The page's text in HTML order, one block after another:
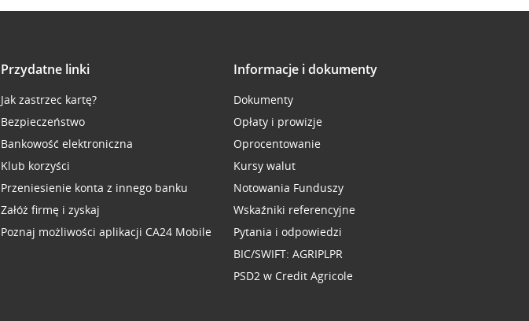
Przydatne linki
Jak zastrzec kartę?
Bezpieczeństwo
Bankowość elektroniczna
Klub korzyści
Przeniesienie konta z innego banku
Załóż firmę i zyskaj
Poznaj możliwości aplikacji CA24 Mobile
Informacje i dokumenty
Dokumenty
Opłaty i prowizje
Oprocentowanie
Kursy walut
Notowania Funduszy
Wskaźniki referencyjne
Pytania i odpowiedzi
BIC/SWIFT: AGRIPLPR
PSD2 w Credit Agricole